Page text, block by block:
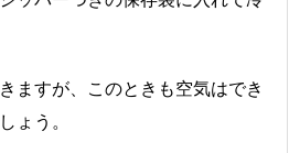
ますが、このときも空気はでき
ょう。